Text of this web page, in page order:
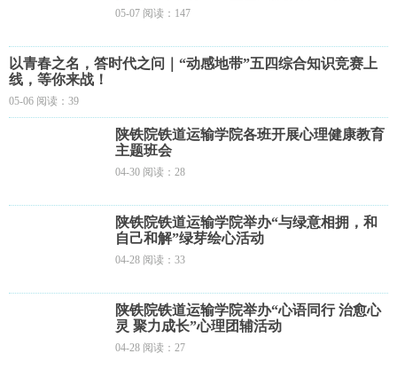
05-07 阅读：147
以青春之名，答时代之问｜“动感地带”五四综合知识竞赛上
线，等你来战！
05-06 阅读：39
陕铁院铁道运输学院各班开展心理健康教育
主题班会
04-30 阅读：28
陕铁院铁道运输学院举办“与绿意相拥，和
自己和解”绿芽绘心活动
04-28 阅读：33
陕铁院铁道运输学院举办“心语同行 治愈心
灵 聚力成长”心理团辅活动
04-28 阅读：27